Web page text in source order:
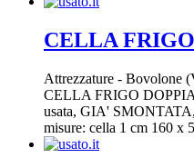
CELLA
Attrezzature - Bovolone
CELLA FRIGO
usata, GIA'
misure: cella 1 cm 160 x